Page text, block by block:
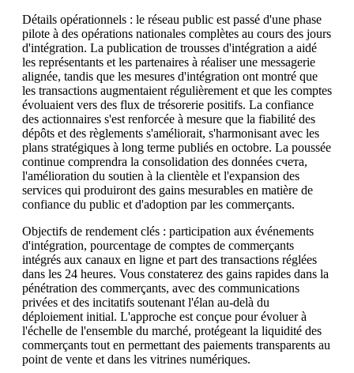
Détails opérationnels : le réseau public est passé d'une phase
pilote à des opérations nationales complètes au cours des jours
d'intégration. La publication de trousses d'intégration a aidé
les représentants et les partenaires à réaliser une messagerie
alignée, tandis que les mesures d'intégration ont montré que
les transactions augmentaient régulièrement et que les comptes
évoluaient vers des flux de trésorerie positifs. La confiance
des actionnaires s'est renforcée à mesure que la fiabilité des
dépôts et des règlements s'améliorait, s'harmonisant avec les
plans stratégiques à long terme publiés en octobre. La poussée
continue comprendra la consolidation des données счета,
l'amélioration du soutien à la clientèle et l'expansion des
services qui produiront des gains mesurables en matière de
confiance du public et d'adoption par les commerçants.
Objectifs de rendement clés : participation aux événements
d'intégration, pourcentage de comptes de commerçants
intégrés aux canaux en ligne et part des transactions réglées
dans les 24 heures. Vous constaterez des gains rapides dans la
pénétration des commerçants, avec des communications
privées et des incitatifs soutenant l'élan au-delà du
déploiement initial. L'approche est conçue pour évoluer à
l'échelle de l'ensemble du marché, protégeant la liquidité des
commerçants tout en permettant des paiements transparents au
point de vente et dans les vitrines numériques.